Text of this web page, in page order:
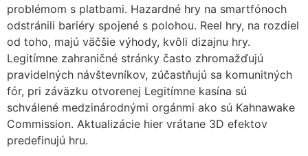
problémom s platbami. Hazardné hry na smartfónoch
odstránili bariéry spojené s polohou. Reel hry, na rozdiel
od toho, majú väčšie výhody, kvôli dizajnu hry.
Legitímne zahraničné stránky často zhromažďujú
pravidelných návštevníkov, zúčastňujú sa komunitných
fór, pri záväzku otvorenej Legitímne kasína sú
schválené medzinárodnými orgánmi ako sú Kahnawake
Commission. Aktualizácie hier vrátane 3D efektov
predefinujú hru.